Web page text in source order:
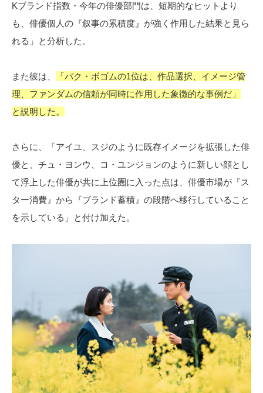
Kブランド指数・今年の俳優部門は、短期的なヒットより
も、俳優個人の『叙事の累積度』が強く作用した結果と見ら
れる」と分析した。
また彼は、
「パク・ボゴムの1位は、作品選択、イメージ管
理、ファンダムの信頼が同時に作用した象徴的な事例だ」
と説明した。
さらに、「アイユ、スジのように既存イメージを拡張した俳
優と、チュ・ヨンウ、コ・ユンジョンのように新しい顔とし
て浮上した俳優が共に上位圏に入った点は、俳優市場が『ス
ター消費』から『ブランド蓄積』の段階へ移行していること
を示している」と付け加えた。